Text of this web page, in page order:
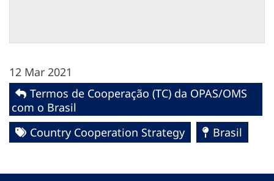
12 Mar 2021
Termos de Cooperação (TC) da OPAS/OMS
com o Brasil
Country Cooperation Strategy
Brasil